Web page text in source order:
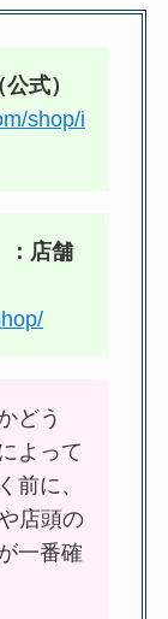
式）
shop/i
：店舗
どう
よって
前に、
店頭の
一番確